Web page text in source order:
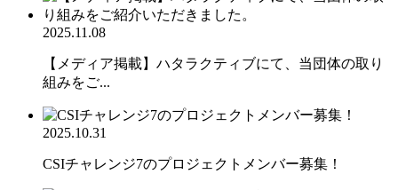
2025.11.08
【メディア掲載】ハタラクティブにて、当団体の取り
組みをご...
2025.10.31
CSIチャレンジ7のプロジェクトメンバー募集！